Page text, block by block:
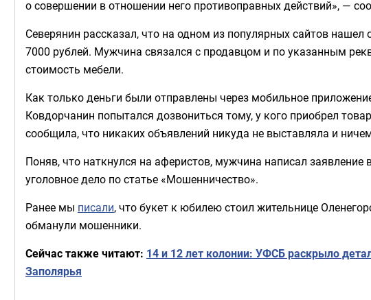
о совершении в отношении него противоправных действий», —
Северянин рассказал, что на одном из популярных сайтов
7000 рублей. Мужчина связался с продавцом и по указанным
стоимость мебели.
Как только деньги были отправлены через мобильное
Ковдорчанин попытался дозвониться тому, у кого приобрел
сообщила, что никаких объявлений никуда не выставляла и
Поняв, что наткнулся на аферистов, мужчина написал
уголовное дело по статье «Мошенничество».
Ранее мы писали, что букет к юбилею стоил жительнице
обманули мошенники.
Сейчас также читают: 14 и 12 лет колонии: УФСБ раскрыло
Заполярья